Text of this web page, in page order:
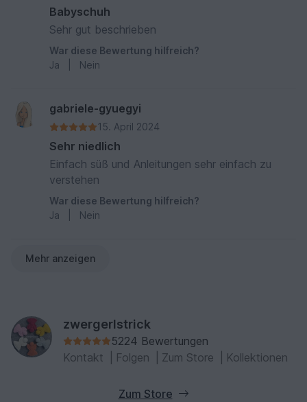
Babyschuh
Sehr gut beschrieben
War diese Bewertung hilfreich?
Ja
Nein
gabriele-gyuegyi
15. April 2024
Sehr niedlich
Einfach süß und Anleitungen sehr einfach zu
verstehen
War diese Bewertung hilfreich?
Ja
Nein
Mehr anzeigen
zwergerlstrick
5224 Bewertungen
Kontakt
Folgen Zum Store Kollektionen
Zum Store